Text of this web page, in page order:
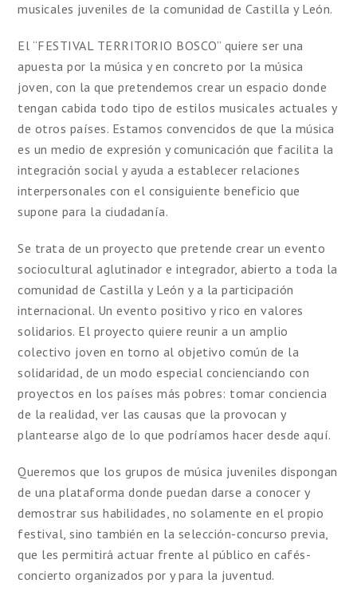
musicales juveniles de la comunidad de Castilla y León.
El “FESTIVAL TERRITORIO BOSCO” quiere ser una
apuesta por la música y en concreto por la música
joven, con la que pretendemos crear un espacio donde
tengan cabida todo tipo de estilos musicales actuales y
de otros países. Estamos convencidos de que la música
es un medio de expresión y comunicación que facilita la
integración social y ayuda a establecer relaciones
interpersonales con el consiguiente beneficio que
supone para la ciudadanía.
Se trata de un proyecto que pretende crear un evento
sociocultural aglutinador e integrador, abierto a toda la
comunidad de Castilla y León y a la participación
internacional. Un evento positivo y rico en valores
solidarios. El proyecto quiere reunir a un amplio
colectivo joven en torno al objetivo común de la
solidaridad, de un modo especial concienciando con
proyectos en los países más pobres: tomar conciencia
de la realidad, ver las causas que la provocan y
plantearse algo de lo que podríamos hacer desde aquí.
Queremos que los grupos de música juveniles dispongan
de una plataforma donde puedan darse a conocer y
demostrar sus habilidades, no solamente en el propio
festival, sino también en la selección-concurso previa,
que les permitirá actuar frente al público en cafés-
concierto organizados por y para la juventud.